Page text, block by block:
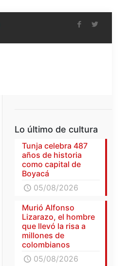
Lo último de cultura
Tunja celebra 487
años de historia
como capital de
Boyacá
05/08/2026
Murió Alfonso
Lizarazo, el hombre
que llevó la risa a
millones de
colombianos
05/08/2026